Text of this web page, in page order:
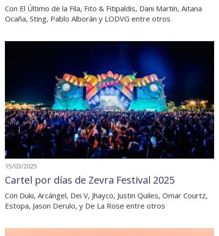
Con El Último de la Fila, Fito & Fitipaldis, Dani Martín, Aitana
Ocaña, Sting, Pablo Alborán y LODVG entre otros
15/03/2025
Cartel por días de Zevra Festival 2025
Con Duki, Arcángel, Dei V, Jhayco, Justin Quiles, Omar Courtz,
Estopa, Jason Derulo, y De La Rose entre otros